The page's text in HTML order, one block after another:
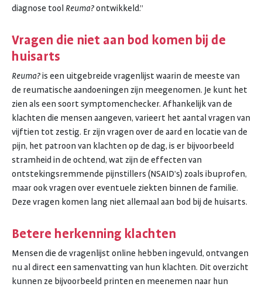
diagnose tool Reuma?ontwikkeld.”
Vragen die niet aan bod komen bij de
huisarts
Reuma?is een uitgebreide vragenlijst waarin de meeste van
de reumatische aandoeningen zijn meegenomen. Je kunt het
zien als een soort symptomenchecker. Afhankelijk van de
klachten die mensen aangeven, varieert het aantal vragen van
vijftien tot zestig. Er zijn vragen over de aard en locatie van de
pijn, het patroon van klachten op de dag, is er bijvoorbeeld
stramheid in de ochtend, wat zijn de effecten van
ontstekingsremmende pijnstillers (NSAID’s) zoals ibuprofen,
maar ook vragen over eventuele ziekten binnen de familie.
Deze vragen komen lang niet allemaal aan bod bij de huisarts.
Betere herkenning klachten
Mensen die de vragenlijst online hebben ingevuld, ontvangen
nu al direct een samenvatting van hun klachten. Dit overzicht
kunnen ze bijvoorbeeld printen en meenemen naar hun